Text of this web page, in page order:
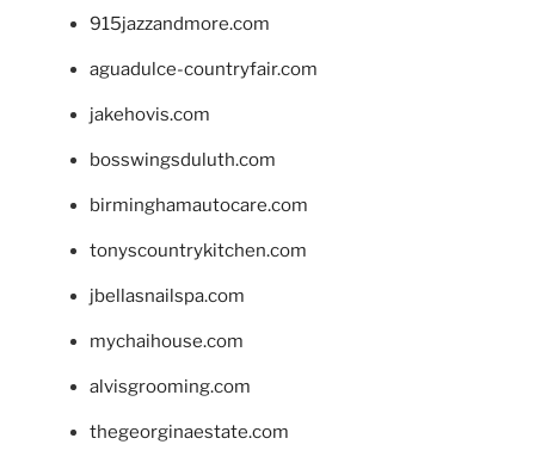
915jazzandmore.com
aguadulce-countryfair.com
jakehovis.com
bosswingsduluth.com
birminghamautocare.com
tonyscountrykitchen.com
jbellasnailspa.com
mychaihouse.com
alvisgrooming.com
thegeorginaestate.com